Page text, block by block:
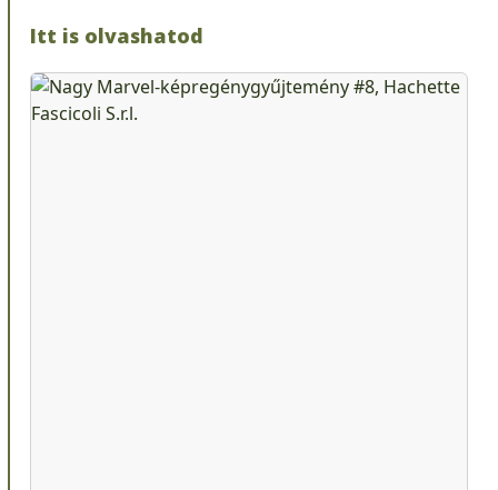
Itt is olvashatod